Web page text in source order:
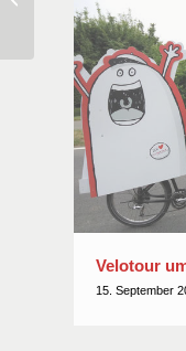
Velotour
15. September
Greifensee, 29.06.2024